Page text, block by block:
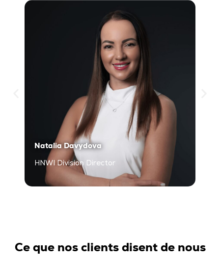
Natalia Davydova
HNWI Division Director
Ce que nos clients disent de nous